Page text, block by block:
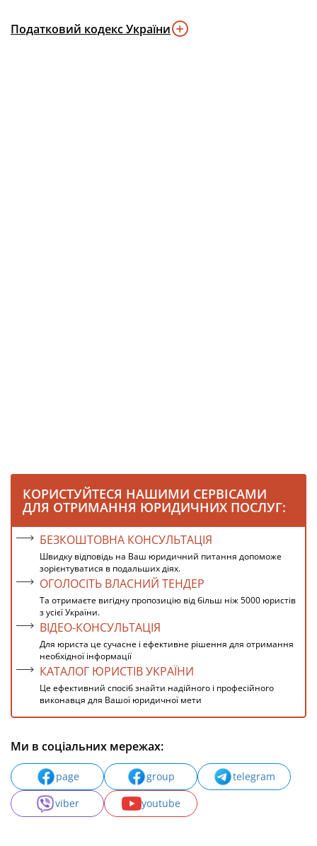
Податковий кодекс України
КОРИСТУЙТЕСЯ НАШИМИ СЕРВІСАМИ
ДЛЯ ОТРИМАННЯ ЮРИДИЧНИХ ПОСЛУГ:
БЕЗКОШТОВНА КОНСУЛЬТАЦІЯ
Швидку відповідь на Ваш юридичний питання допоможе
зорієнтуватися в подальших діях.
ОГОЛОСІТЬ ВЛАСНИЙ ТЕНДЕР
Та отримаєте вигідну пропозицію від більш ніж 5000 юристів
з усієї України.
ВІДЕО-КОНСУЛЬТАЦІЯ
Для юриста це сучасне і ефективне рішення для отримання
необхідної інформації
КАТАЛОГ ЮРИСТІВ УКРАЇНИ
Це ефективний спосіб знайти надійного і професійного
виконавця для Вашої юридичної мети
Ми в соціальних мережах:
page group
telegram
viber
youtube